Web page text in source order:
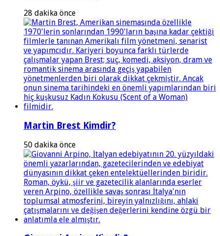
28 dakika önce
Martin Brest Kimdir?
50 dakika önce